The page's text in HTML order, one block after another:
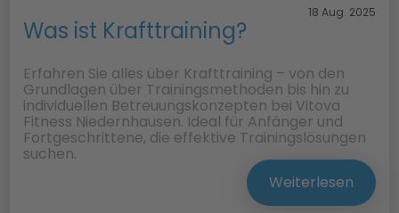
18 Aug. 2025
Was ist Krafttraining?
Erfahren Sie alles über Krafttraining – von den
Grundlagen über Trainingsmethoden bis hin zu
individuellen Betreuungskonzepten bei Vitova
Fitness Niedernhausen. Ideal für Anfänger und
Fortgeschrittene, die effektive Trainingslösungen
suchen.
Weiterlesen